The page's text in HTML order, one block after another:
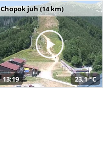
Chopok juh (14 km)
13:19 23,1 °C